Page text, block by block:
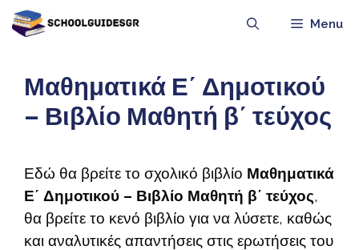
Μετάβαση
σε
Menu
Μαθηματικά Ε΄ Δημοτικού
– Βιβλίο Μαθητή β΄ τεύχος
Εδώ θα βρείτε το σχολικό βιβλίο Μαθηματικά
Ε΄ Δημοτικού – Βιβλίο Μαθητή β΄ τεύχος,
θα βρείτε το κενό βιβλίο για να λύσετε, καθώς
και αναλυτικές απαντήσεις στις ερωτήσεις του